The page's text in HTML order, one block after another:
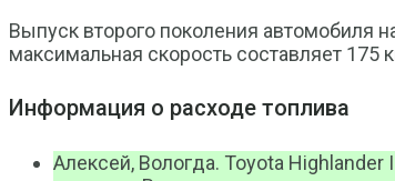
Выпуск второго поколения автомобиля
максимальная скорость составляет 175
Информация о расходе топлива
Алексей, Вологда. Toyota